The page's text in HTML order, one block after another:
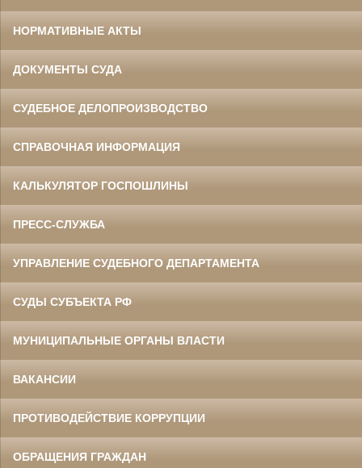
НОРМАТИВНЫЕ АКТЫ
ДОКУМЕНТЫ СУДА
СУДЕБНОЕ ДЕЛОПРОИЗВОДСТВО
СПРАВОЧНАЯ ИНФОРМАЦИЯ
КАЛЬКУЛЯТОР ГОСПОШЛИНЫ
ПРЕСС-СЛУЖБА
УПРАВЛЕНИЕ СУДЕБНОГО ДЕПАРТАМЕНТА
СУДЫ СУБЪЕКТА РФ
МУНИЦИПАЛЬНЫЕ ОРГАНЫ ВЛАСТИ
ВАКАНСИИ
ПРОТИВОДЕЙСТВИЕ КОРРУПЦИИ
ОБРАЩЕНИЯ ГРАЖДАН